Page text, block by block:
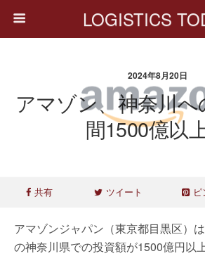
LOGISTICS
2024年8月20日
アマゾン、神奈川
間1500億以
共有 ツイート ピ
アマゾンジャパン（東京都目黒区）
の神奈川県での投資額が1500億円以